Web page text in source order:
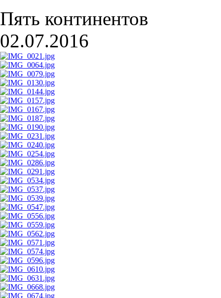
Пять континентов
02.07.2016